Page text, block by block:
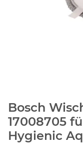
Bosch
17008705
Hygienic